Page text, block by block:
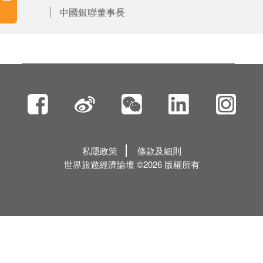
中國銀聯董事長
私隱政策
條款及細則
世界旅遊經濟論壇 ©2026 版權所有